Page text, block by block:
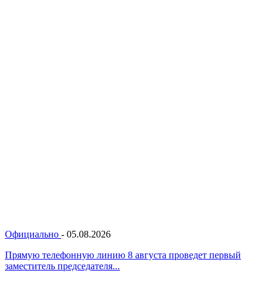
Официально - 05.08.2026
Прямую телефонную линию 8 августа проведет первый
заместитель председателя...